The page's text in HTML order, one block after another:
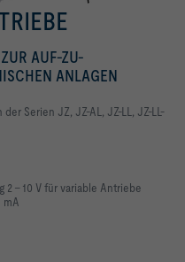
AUF-ZU-
ANLAGEN
Serien JZ, JZ-AL, JZ-LL, JZ-LL-
– 10 V für variable Antriebe
mA